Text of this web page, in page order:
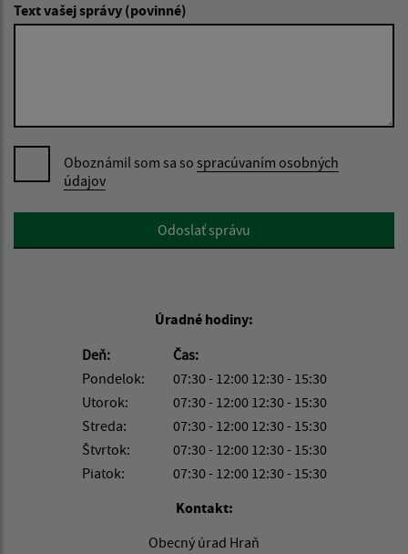
Text vašej správy (povinné)
Oboznámil som sa so spracúvaním osobných
údajov
Google reCaptcha ResponseOdoslať správu
Úradné hodiny:
Deň:
Čas:
Pondelok:
07:30 - 12:00 12:30 - 15:30
Utorok:
07:30 - 12:00 12:30 - 15:30
Streda:
07:30 - 12:00 12:30 - 15:30
Štvrtok:
07:30 - 12:00 12:30 - 15:30
Piatok:
07:30 - 12:00 12:30 - 15:30
Kontakt:
Obecný úrad Hraň